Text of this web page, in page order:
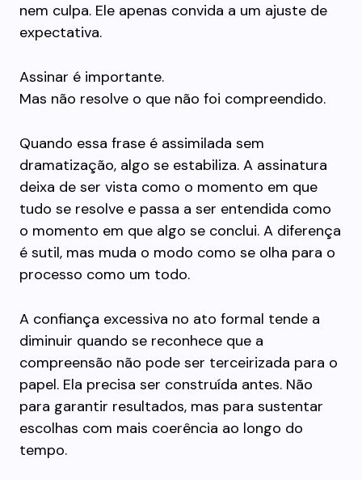
nem culpa. Ele apenas convida a um ajuste de
expectativa.
Assinar é importante.
Mas não resolve o que não foi compreendido.
Quando essa frase é assimilada sem
dramatização, algo se estabiliza. A assinatura
deixa de ser vista como o momento em que
tudo se resolve e passa a ser entendida como
o momento em que algo se conclui. A diferença
é sutil, mas muda o modo como se olha para o
processo como um todo.
A confiança excessiva no ato formal tende a
diminuir quando se reconhece que a
compreensão não pode ser terceirizada para o
papel. Ela precisa ser construída antes. Não
para garantir resultados, mas para sustentar
escolhas com mais coerência ao longo do
tempo.